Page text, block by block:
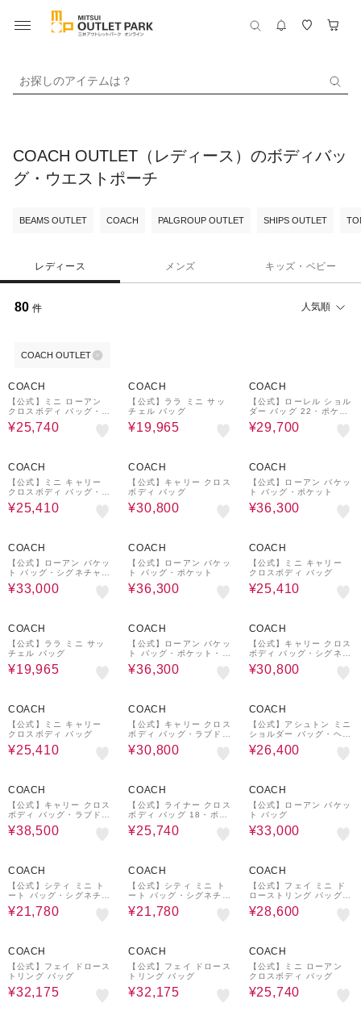
お探しのアイテムは？
COACH OUTLET（レディース）のボディバッ
グ・ウエストポーチ
BEAMS OUTLET COACH PALGROUP OUTLET SHIPS OUTLET
レディース メンズ キッズ・ベビー
80 件 人気順
COACH OUTLET
COACH
【公式】ミニ ローアン
クロスボディ バッグ・ラ
ブド レザー
¥25,740
COACH
【公式】ララ ミニ サッ
チェル バッグ
¥19,965
COACH
【公式】ローレル ショル
ダー バッグ 22・ポケッ
ト・ラブド レザー
¥29,700
COACH
【公式】ミニ キャリー
クロスボディ バッグ・ラ
ブド レザー
¥25,410
COACH
【公式】キャリー クロス
ボディ バッグ
¥30,800
COACH
【公式】ローアン バケッ
ト バッグ・ポケット
¥36,300
COACH
【公式】ローアン バケッ
ト バッグ・シグネチャー
キャンバス
¥33,000
COACH
【公式】ローアン バケッ
ト バッグ・ポケット
¥36,300
COACH
【公式】ミニ キャリー
クロスボディ バッグ
¥25,410
COACH
【公式】ララ ミニ サッ
チェル バッグ
¥19,965
COACH
【公式】ローアン バケッ
ト バッグ・ポケット・ラ
ブド レザー
¥36,300
COACH
【公式】キャリー クロス
ボディ バッグ・シグネチ
ャー キャンバス
¥30,800
COACH
【公式】ミニ キャリー
クロスボディ バッグ
¥25,410
COACH
【公式】キャリー クロス
ボディ バッグ・ラブド
レザー
¥30,800
COACH
【公式】アシュトン ミニ
ショルダー バッグ・ヘア
カーフ
¥26,400
COACH
【公式】キャリー クロス
ボディ バッグ・ラブド
デニム・チャーム
¥38,500
COACH
【公式】ライナー クロス
ボディ バッグ 18・ポケ
ット・ラブド レザー
¥25,740
COACH
【公式】ローアン バケッ
ト バッグ
¥33,000
COACH
【公式】シティ ミニ ト
ート バッグ・シグネチャ
ー キャンバス
¥21,780
COACH
【公式】シティ ミニ ト
ート バッグ・シグネチャ
ー キャンバス
¥21,780
COACH
【公式】フェイ ミニ ド
ローストリング バッグ・
キルティング
¥28,600
COACH
【公式】フェイ ドロース
トリング バッグ
¥32,175
COACH
【公式】フェイ ドロース
トリング バッグ
¥32,175
COACH
【公式】ミニ ローアン
クロスボディ バッグ
¥25,740